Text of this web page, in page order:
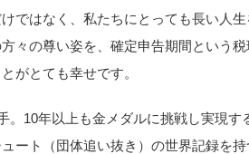
ではなく、私たちにとっても長い人
々の尊い姿を、確定申告期間という
がとても幸せです。
10年以上も金メダルに挑戦し実現す
ート（団体追い抜き）の世界記録を